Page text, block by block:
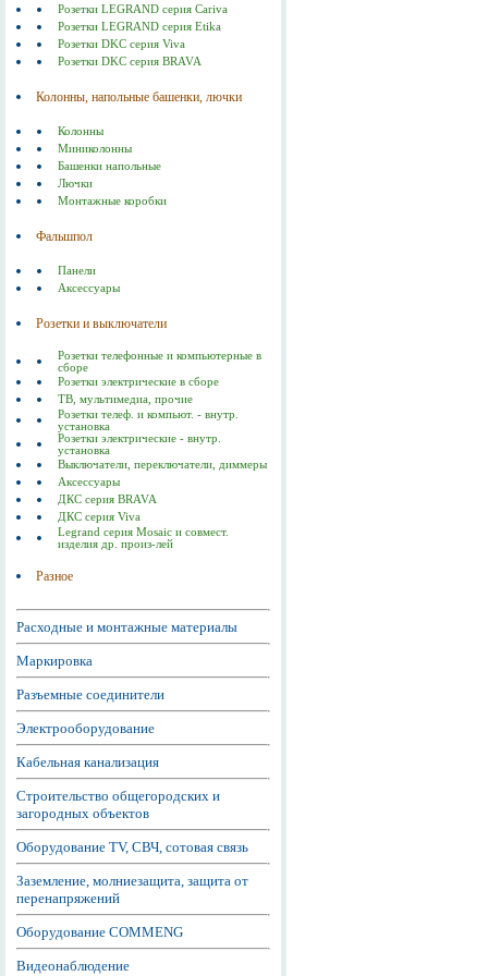
Розетки LEGRAND серия Cariva
Розетки LEGRAND серия Etika
Розетки DKC серия Viva
Розетки DKC серия BRAVA
Колонны, напольные башенки, лючки
Колонны
Миниколонны
Башенки напольные
Лючки
Монтажные коробки
Фальшпол
Панели
Аксессуары
Розетки и выключатели
Розетки телефонные и компьютерные в
сборе
Розетки электрические в сборе
ТВ, мультимедиа, прочие
Розетки телеф. и компьют. - внутр.
установка
Розетки электрические - внутр.
установка
Выключатели, переключатели, диммеры
Аксессуары
ДКС серия BRAVA
ДКС серия Viva
Legrand серия Mosaic и совмест.
изделия др. произ-лей
Разное
Расходные и монтажные материалы
Маркировка
Разъемные соединители
Электрооборудование
Кабельная канализация
Строительство общегородских и
загородных объектов
Оборудование TV, СВЧ, сотовая связь
Заземление, молниезащита, защита от
перенапряжений
Оборудование COMMENG
Видеонаблюдение